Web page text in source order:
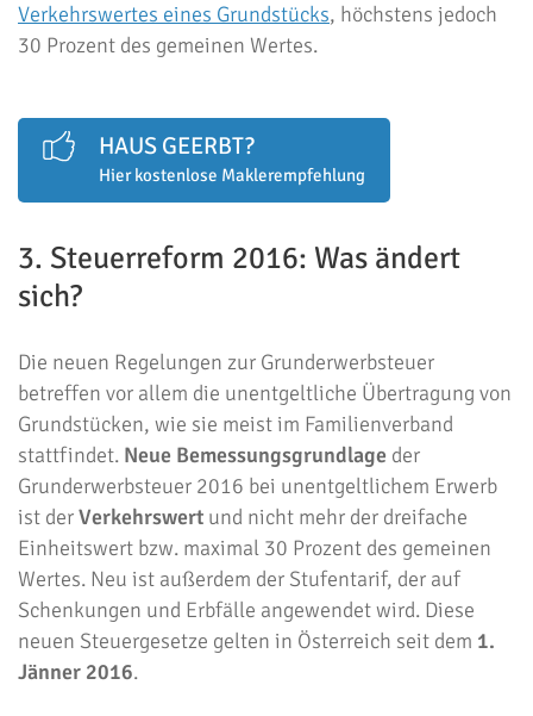
Verkehrswertes eines Grundstücks, höchstens jedoch
30 Prozent des gemeinen Wertes.
HAUS GEERBT?
Hier kostenlose Maklerempfehlung
3. Steuerreform 2016: Was ändert
sich?
Die neuen Regelungen zur Grunderwerbsteuer
betreffen vor allem die unentgeltliche Übertragung von
Grundstücken, wie sie meist im Familienverband
stattfindet. Neue Bemessungsgrundlage der
Grunderwerbsteuer 2016 bei unentgeltlichem Erwerb
ist derVerkehrswert und nicht mehr der dreifache
Einheitswert bzw. maximal 30 Prozent des gemeinen
Wertes. Neu ist außerdem der Stufentarif, der auf
Schenkungen und Erbfälle angewendet wird. Diese
neuen Steuergesetze gelten in Österreich seit dem 1.
Jänner 2016.